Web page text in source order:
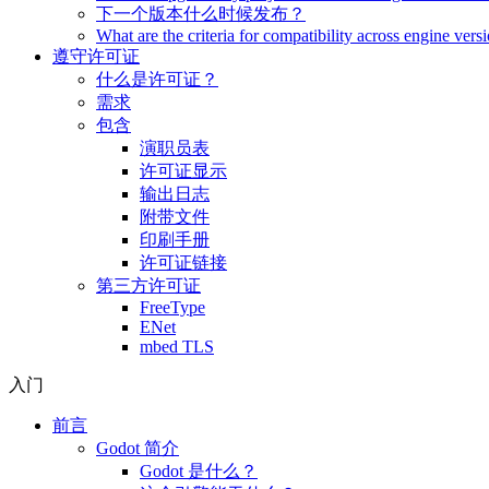
下一个版本什么时候发布？
What are the criteria for compatibility across engine
遵守许可证
什么是许可证？
需求
包含
演职员表
许可证显示
输出日志
附带文件
印刷手册
许可证链接
第三方许可证
FreeType
ENet
mbed TLS
入门
前言
Godot 简介
Godot 是什么？